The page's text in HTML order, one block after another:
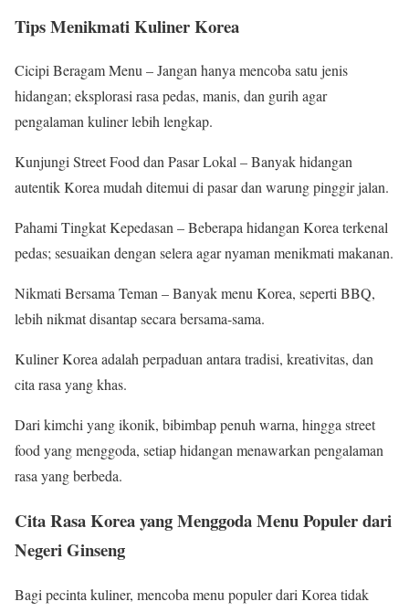
Tips Menikmati Kuliner Korea
Cicipi Beragam Menu – Jangan hanya mencoba satu jenis
hidangan; eksplorasi rasa pedas, manis, dan gurih agar
pengalaman kuliner lebih lengkap.
Kunjungi Street Food dan Pasar Lokal – Banyak hidangan
autentik Korea mudah ditemui di pasar dan warung pinggir jalan.
Pahami Tingkat Kepedasan – Beberapa hidangan Korea terkenal
pedas; sesuaikan dengan selera agar nyaman menikmati makanan.
Nikmati Bersama Teman – Banyak menu Korea, seperti BBQ,
lebih nikmat disantap secara bersama-sama.
Kuliner Korea adalah perpaduan antara tradisi, kreativitas, dan
cita rasa yang khas.
Dari kimchi yang ikonik, bibimbap penuh warna, hingga street
food yang menggoda, setiap hidangan menawarkan pengalaman
rasa yang berbeda.
Cita Rasa Korea yang Menggoda Menu Populer dari
Negeri Ginseng
Bagi pecinta kuliner, mencoba menu populer dari Korea tidak